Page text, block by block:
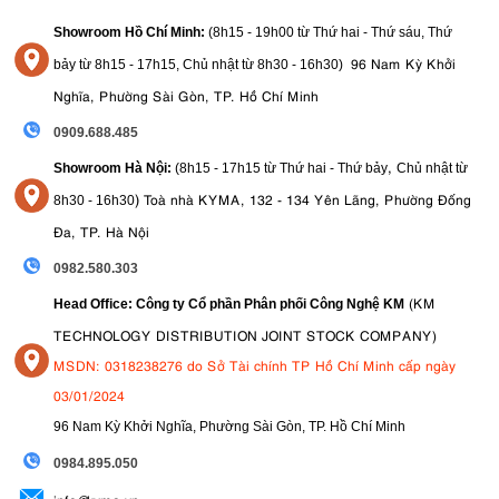
Được trang bị bộ xử lý hình ảnh BIONZ X, A7C có thể chụp ảnh với
tốc độ lên đến 10 khung hình/giây
toàn và đo sáng tự động. Tốc độ này khả dụng khi sử dụng màn trập
cơ học hoặc màn trập điện tử ở chế độ chụp im lặng. Sony cho biết
bộ nhớ đệm có dung lượng
cao (Large Fine JPEG), tuy nhiên dung lượng bộ nhớ đệm sẽ giảm
khi sử dụng các thiết lập chất lượng hình ảnh và định dạng tệp khác
nhau.
Showroom Hồ Chí Minh: (8h15 - 19h00 từ Thứ hai - Thứ sáu, Thứ
bảy từ 8h15 - 17h15, Chủ nhật từ 8h30 - 16h30) 96 Nam Kỳ Khởi
Nghĩa, Phường Sài Gòn, TP. Hồ Chí Minh
0909.688.485
Showroom Hà Nội: (8h15 - 17h15 từ Thứ hai - Thứ bảy, Chủ nhật từ
8h30 - 16h30) Toà nhà KYMA, 132 - 134 Yên Lãng, Phường Đống
Đa, TP. Hà Nội
0982.580.303
Head Office: Công ty Cổ phần Phân phối Công Nghệ KM (KM
TECHNOLOGY DISTRIBUTION JOINT STOCK COMPANY)
MSDN: 0318238276 do Sở Tài chính TP Hồ Chí Minh cấp ngày
03/01/2024
96 Nam Kỳ Khởi Nghĩa, Phường Sài Gòn, TP. Hồ Chí Minh
0984.895.050